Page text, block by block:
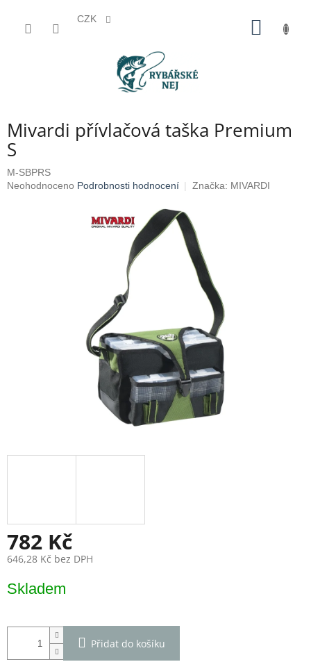
CZK
Mivardi přívlačová taška Premium
S
M-SBPRS
Průměrné
Neohodnoceno Podrobnosti hodnocení Značka: MIVARDI
782 Kč
646,28 Kč bez DPH
cena:
Skladem
Přidat do košíku